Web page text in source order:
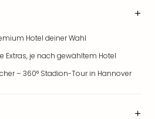
Hotel deiner Wahl
Extras, je nach gewähltem Hotel
– 360° Stadion-Tour in Hannover